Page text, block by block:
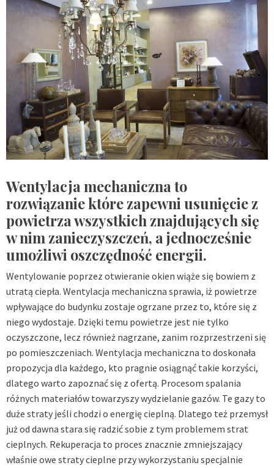
Wentylacja mechaniczna to
rozwiązanie które zapewni usunięcie z
powietrza wszystkich znajdujących się
w nim zanieczyszczeń, a jednocześnie
umożliwi oszczędność energii.
Wentylowanie poprzez otwieranie okien wiąże się bowiem z
utratą ciepła. Wentylacja mechaniczna sprawia, iż powietrze
wpływające do budynku zostaje ogrzane przez to, które się z
niego wydostaje. Dzięki temu powietrze jest nie tylko
oczyszczone, lecz również nagrzane, zanim rozprzestrzeni się
po pomieszczeniach. Wentylacja mechaniczna to doskonała
propozycja dla każdego, kto pragnie osiągnąć takie korzyści,
dlatego warto zapoznać się z ofertą. Procesom spalania
różnych materiałów towarzyszy wydzielanie gazów. Te gazy to
duże straty jeśli chodzi o energię cieplną. Dlatego też przemysł
już od dawna stara się radzić sobie z tym problemem strat
cieplnych. Rekuperacja to proces znacznie zmniejszający
właśnie owe straty cieplne przy wykorzystaniu specjalnie